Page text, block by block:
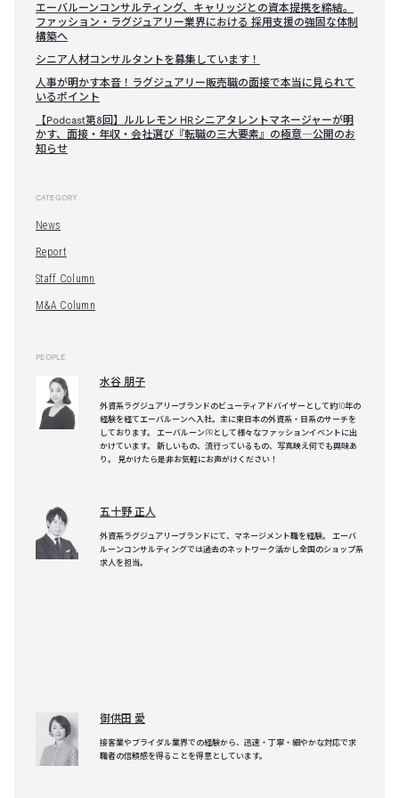
エーバルーンコンサルティング、キャリッジとの資本提携を締結。
ファッション・ラグジュアリー業界における 採用支援の強固な体制
構築へ
シニア人材コンサルタントを募集しています！
人事が明かす本音！ラグジュアリー販売職の面接で本当に見られて
いるポイント
【Podcast第8回】ルルレモン HRシニアタレントマネージャーが明
かす、面接・年収・会社選び『転職の三大要素』の極意―公開のお
知らせ
CATEGORY
News
Report
Staff Column
M&A Column
PEOPLE
水谷 朋子
外資系ラグジュアリーブランドのビューティアドバイザーとして約10年の
経験を経てエーバルーンへ入社。主に東日本の外資系・日系のサーチを
しております。 エーバルーンPRとして様々なファッションイベントに出
かけています。 新しいもの、流行っているもの、写真映え何でも興味あ
り。 見かけたら是非お気軽にお声がけください！
五十野 正人
外資系ラグジュアリーブランドにて、マネージメント職を経験。 エーバ
ルーンコンサルティングでは過去のネットワーク活かし全国のショップ系
求人を担当。
御供田 愛
接客業やブライダル業界での経験から、迅速・丁寧・細やかな対応で求
職者の信頼感を得ることを得意としています。